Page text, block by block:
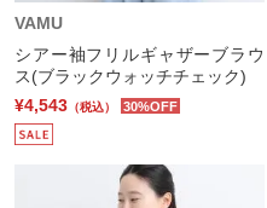
VAMU
シアー袖フリルギャザーブラウ
ス(ブラックウォッチチェック)
¥4,543 （税込） 30%OFF